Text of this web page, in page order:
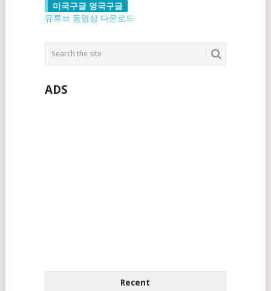
미국구글 영국구글
유튜브 동영상 다운로드
ADS
Recent